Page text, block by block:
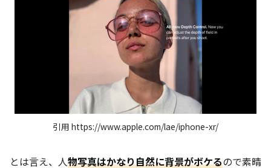
引用 https://www.apple.com/lae/iphone-xr/
とは言え、人物写真はかなり自然に背景がボケるので素晴